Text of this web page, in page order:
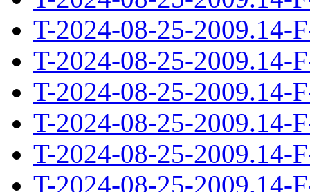
T-2024-08-25-2009.14-
T-2024-08-25-2009.14-
T-2024-08-25-2009.14-
T-2024-08-25-2009.14-
T-2024-08-25-2009.14-
T-2024-08-25-2009.14-